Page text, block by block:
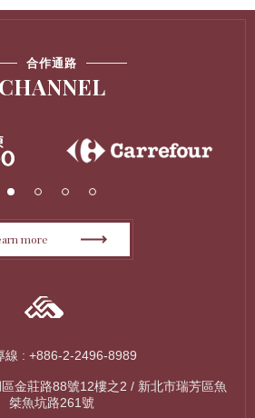
線 : +886-2-2496-8989
金莊路88號12樓之2 / 新北市瑞芳區魚
桀魚坑路261號
CHANNEL
合作通路
1 2 3 4
more